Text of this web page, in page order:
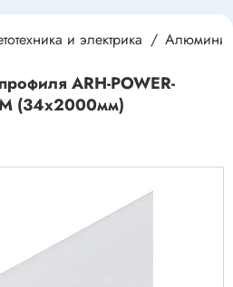
и электрика
ARH-POWER-
(34х2000мм)